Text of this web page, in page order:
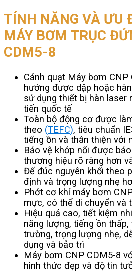
TÍNH NĂNG VÀ ƯU
MÁY BƠM TRỤC
CDM5-8
Cánh quạt Máy bơm CNP
hướng được dập hoặc
sử dụng thiết bị hàn laser
tiến quốc tế
Toàn bộ động cơ được
theo (TEFC), tiêu chuẩn
tiếng ồn và thân thiện với
Bảo vệ khớp nối được
thương hiệu rõ ràng hơn
Đế đúc nguyên khối theo
định và trọng lượng nhẹ
Phớt cơ khí máy bơm
mực, có thể di chuyển và
Hiệu quả cao, tiết kiệm
năng lượng, tiếng ồn
trường, trọng lượng nhẹ,
dụng và bảo trì
Máy bơm CNP CDM5-8
hình thức đẹp và độ tin